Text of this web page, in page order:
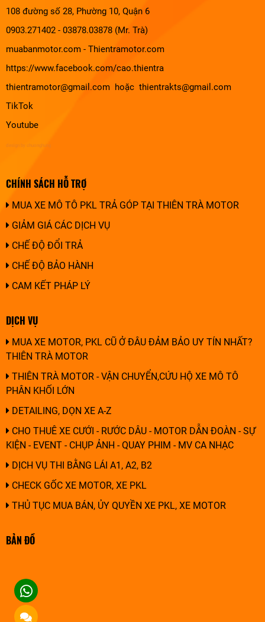
108 đường số 28, Phường 10, Quận 6
0903.271402 - 03878.03878 (Mr. Trà)
muabanmotor.com - Thientramotor.com
https://www.facebook.com/cao.thientra
thientramotor@gmail.com hoặc thientrakts@gmail.com
TikTok
Youtube
design by chuonghung
CHÍNH SÁCH HỖ TRỢ
MUA XE MÔ TÔ PKL TRẢ GÓP TẠI THIÊN TRÀ MOTOR
GIẢM GIÁ CÁC DỊCH VỤ
CHẾ ĐỘ ĐỔI TRẢ
CHẾ ĐỘ BẢO HÀNH
CAM KẾT PHÁP LÝ
DỊCH VỤ
MUA XE MOTOR, PKL CŨ Ở ĐÂU ĐẢM BẢO UY TÍN NHẤT?
THIÊN TRÀ MOTOR
THIÊN TRÀ MOTOR - VẬN CHUYỂN,CỨU HỘ XE MÔ TÔ
PHÂN KHỐI LỚN
DETAILING, DỌN XE A-Z
CHO THUÊ XE CƯỚI - RƯỚC DÂU - MOTOR DẪN ĐOÀN - SỰ
KIỆN - EVENT - CHỤP ẢNH - QUAY PHIM - MV CA NHẠC
DỊCH VỤ THI BẰNG LÁI A1, A2, B2
CHECK GỐC XE MOTOR, XE PKL
THỦ TỤC MUA BÁN, ỦY QUYỀN XE PKL, XE MOTOR
BẢN ĐỒ